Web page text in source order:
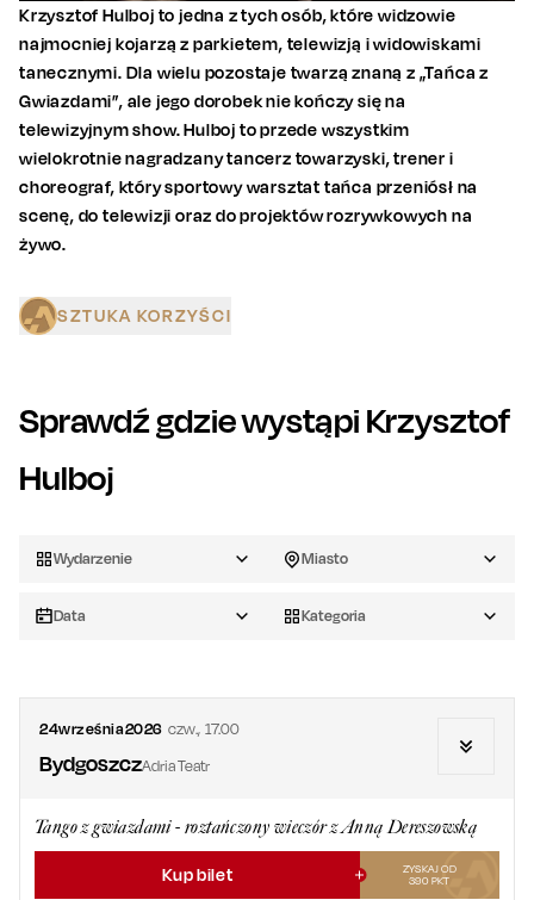
Krzysztof Hulboj to jedna z tych osób, które widzowie
najmocniej kojarzą z parkietem, telewizją i widowiskami
tanecznymi. Dla wielu pozostaje twarzą znaną z „Tańca z
Gwiazdami”, ale jego dorobek nie kończy się na
telewizyjnym show. Hulboj to przede wszystkim
wielokrotnie nagradzany tancerz towarzyski, trener i
choreograf, który sportowy warsztat tańca przeniósł na
scenę, do telewizji oraz do projektów rozrywkowych na
żywo.
SZTUKA KORZYŚCI
Sprawdź gdzie wystąpi Krzysztof
Hulboj
Wydarzenie Miasto
Data Kategoria
24września2026 czw., 17.00
BydgoszczAdria Teatr
Tango z gwiazdami - roztańczony wieczór z Anną Dereszowską
Kup bilet
ZYSKAJ OD
390 PKT